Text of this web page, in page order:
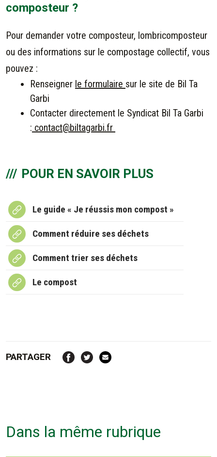
composteur ?
Pour demander votre composteur, lombricomposteur
ou des informations sur le compostage collectif, vous
pouvez :
Renseigner le formulaire sur le site de Bil Ta
Garbi
Contacter directement le Syndicat Bil Ta Garbi
: contact@biltagarbi.fr
POUR EN SAVOIR PLUS
Le guide « Je réussis mon compost »
Comment réduire ses déchets
Comment trier ses déchets
Le compost
PARTAGER
Dans la même rubrique